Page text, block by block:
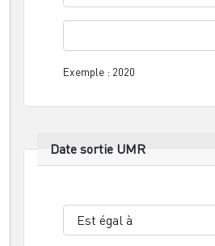
Exemple : 2020
Date sortie UMR
OPÉRATEUR